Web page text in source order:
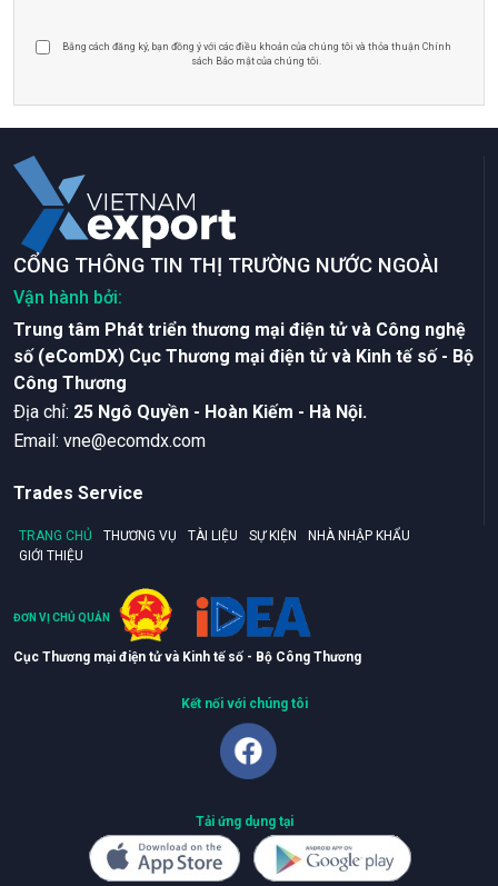
Bằng cách đăng ký, bạn đồng ý với các điều khoản của chúng tôi và thỏa thuận Chính
sách Bảo mật của chúng tôi.
CỔNG THÔNG TIN THỊ TRƯỜNG NƯỚC NGOÀI
Vận hành bởi:
Trung tâm Phát triển thương mại điện tử và Công nghệ
số (eComDX) Cục Thương mại điện tử và Kinh tế số - Bộ
Công Thương
Ðịa chỉ: 25 Ngô Quyền - Hoàn Kiếm - Hà Nội.
Email: vne@ecomdx.com
Trades Service
TRANG CHỦ THƯƠNG VỤ TÀI LIỆU SỰ KIỆN
NHÀ NHẬP KHẨU
GIỚI THIỆU
ĐƠN VỊ CHỦ QUẢN
Cục Thương mại điện tử và Kinh tế số - Bộ Công Thương
Kết nối với chúng tôi
Tải ứng dụng tại